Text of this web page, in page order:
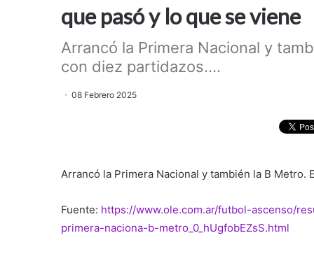
que pasó y lo que se viene
Arrancó la Primera Nacional y
con diez partidazos....
08 Febrero 2025
Arrancó la Primera Nacional y también la B
Fuente: https://www.ole.com.ar/futbol-ascenso/
primera-naciona-b-metro_0_hUgfobEZsS.html